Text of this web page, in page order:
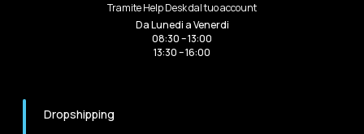
Tramite Help Desk dal tuo account
Da Lunedi a Venerdi
08:30 – 13:00
13:30 – 16:00
Dropshipping